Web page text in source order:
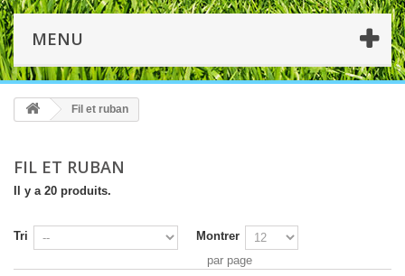
MENU
Fil et ruban
FIL ET RUBAN
Il y a 20 produits.
Tri
Montrer
par page